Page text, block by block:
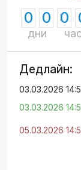
0 0
дни
0
час
Дедлайн:
03.03.2026
03.03.2026
05.03.2026